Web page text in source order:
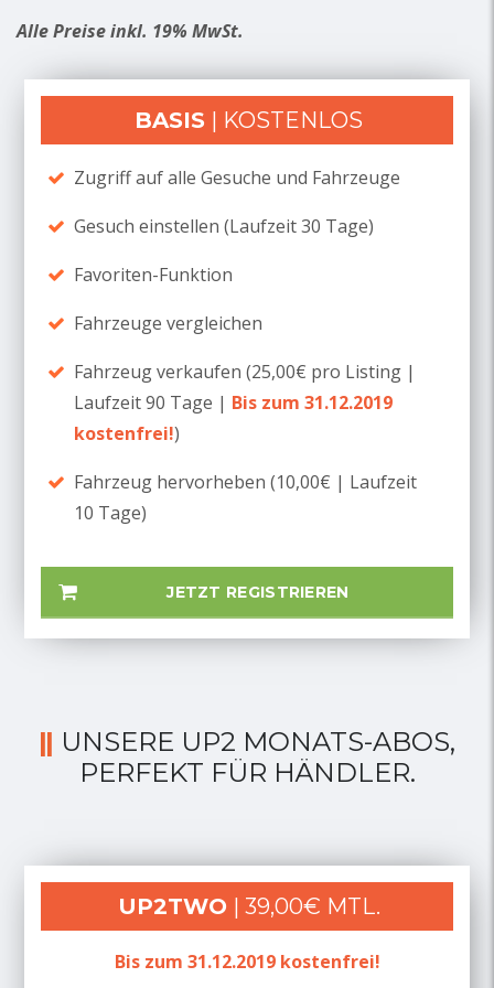
Alle Preise inkl. 19% MwSt.
BASIS | KOSTENLOS
Zugriff auf alle Gesuche und Fahrzeuge
Gesuch einstellen (Laufzeit 30 Tage)
Favoriten-Funktion
Fahrzeuge vergleichen
Fahrzeug verkaufen (25,00€ pro Listing |
Laufzeit 90 Tage | Bis zum 31.12.2019
kostenfrei!)
Fahrzeug hervorheben (10,00€ | Laufzeit
10 Tage)
JETZT REGISTRIEREN
UNSERE UP2 MONATS-ABOS,
PERFEKT FÜR HÄNDLER.
UP2TWO | 39,00€ MTL.
Bis zum 31.12.2019 kostenfrei!